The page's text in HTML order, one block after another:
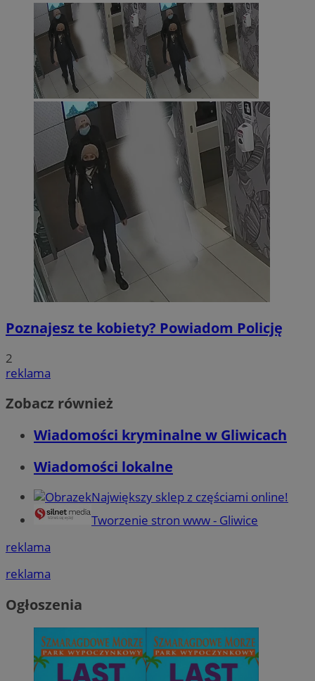
Poznajesz te kobiety? Powiadom Policję
2
reklama
Zobacz również
Wiadomości kryminalne w Gliwicach
Wiadomości lokalne
Największy sklep z częściami online!
Tworzenie stron www - Gliwice
reklama
reklama
Ogłoszenia